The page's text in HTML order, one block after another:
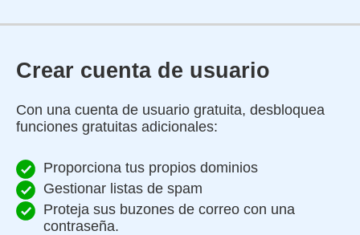
Crear cuenta de usuario
Con una cuenta de usuario gratuita, desbloquea
funciones gratuitas adicionales:
Proporciona tus propios dominios
Gestionar listas de spam
Proteja sus buzones de correo con una
contraseña.